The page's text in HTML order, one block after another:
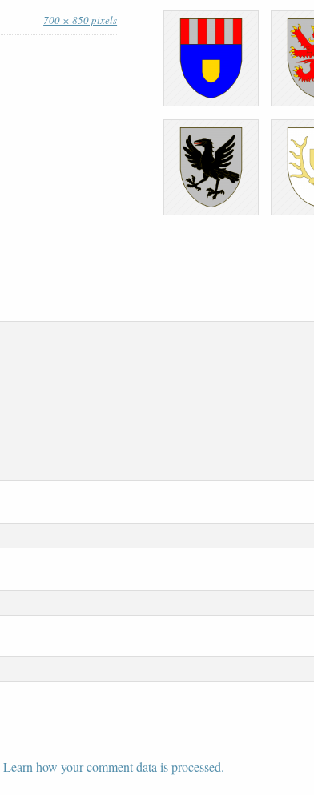
700 × 850 pixels
Learn how your comment data is processed.